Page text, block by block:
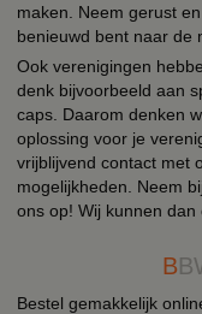
maken. Neem gerust
benieuwd bent naar de
Ook verenigingen
denk bijvoorbeeld aan
caps. Daarom denken
oplossing voor je
vrijblijvend contact met
mogelijkheden. Neem
ons op! Wij kunnen
B
Bestel gemakkelijk